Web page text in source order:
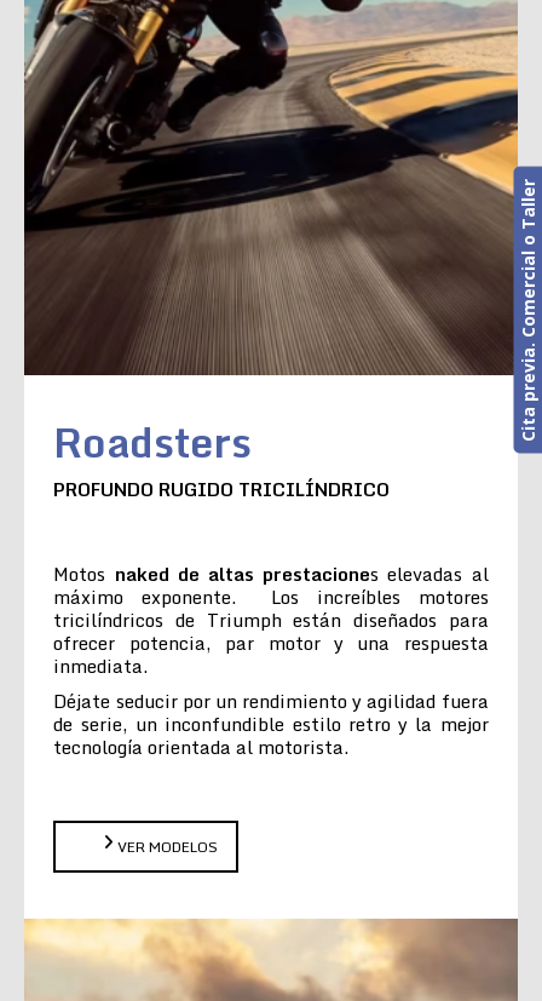
Roadsters
PROFUNDO RUGIDO TRICILÍNDRICO
Motos naked de altas prestaciones elevadas al
máximo exponente. Los increíbles motores
tricilíndricos de Triumph están diseñados para
ofrecer potencia, par motor y una respuesta
inmediata.
Déjate seducir por un rendimiento y agilidad fuera
de serie, un inconfundible estilo retro y la mejor
tecnología orientada al motorista.
VER MODELOS
Cita previa. Comercial o Taller